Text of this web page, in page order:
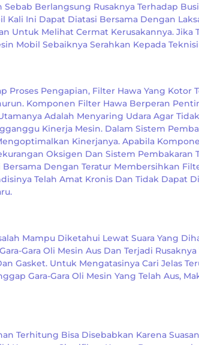
Berlangsung Rusaknya Terhadap
Kali Ini Dapat Diatasi Bersama Dengan
Untuk Melihat Cermat Kerusakannya. Jika
Mobil Sebaiknya Serahkan Kepada
Proses Pengapian, Filter Hawa Yang Kotor
Komponen Filter Hawa Berperan
Adalah Menyaring Udara Agar
Kinerja Mesin. Dalam Sistem
Kinerjanya. Apabila
Oksigen Dan Sistem Pembakaran
Dengan Teratur Membersihkan
Telah Amat Kronis Dan Tidak Dapat
Mampu Diketahui Lewat Suara Yang
Gara Oli Mesin Aus Dan Terjadi
Gasket. Untuk Mengatasinya Cari Jelas
Gara-Gara Oli Mesin Yang Telah Aus,
Terhitung Bisa Disebabkan Karena